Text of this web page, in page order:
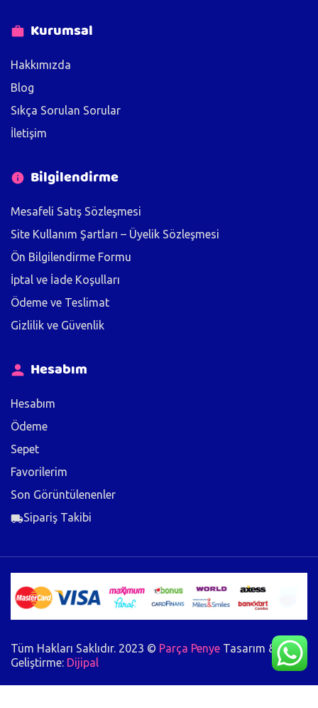
Kurumsal
Hakkımızda
Blog
Sıkça Sorulan Sorular
İletişim
Bilgilendirme
Mesafeli Satış Sözleşmesi
Site Kullanım Şartları – Üyelik Sözleşmesi
Ön Bilgilendirme Formu
İptal ve İade Koşulları
Ödeme ve Teslimat
Gizlilik ve Güvenlik
Hesabım
Hesabım
Ödeme
Sepet
Favorilerim
Son Görüntülenenler
Sipariş Takibi
Tüm Hakları Saklıdır. 2023 © Parça Penye Tasarım &
Geliştirme: Dijipal